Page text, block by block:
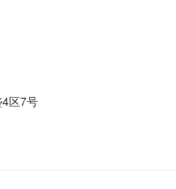
区7号